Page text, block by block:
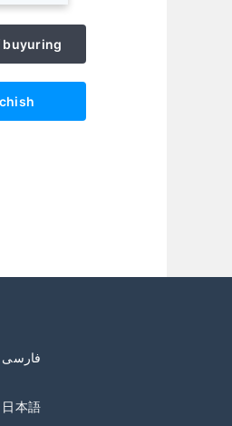
buyuring
فارسی
日本語